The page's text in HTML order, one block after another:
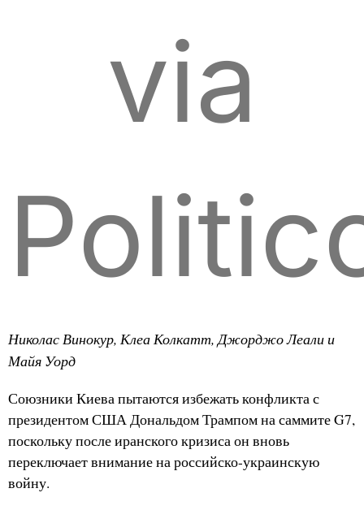
via
Николас Винокур, Клеа Колкатт, Джорджо Леали и
Майя Уорд
Союзники Киева пытаются избежать конфликта с
президентом США Дональдом Трампом на саммите G7,
поскольку после иранского кризиса он вновь
переключает внимание на российско-украинскую
войну.